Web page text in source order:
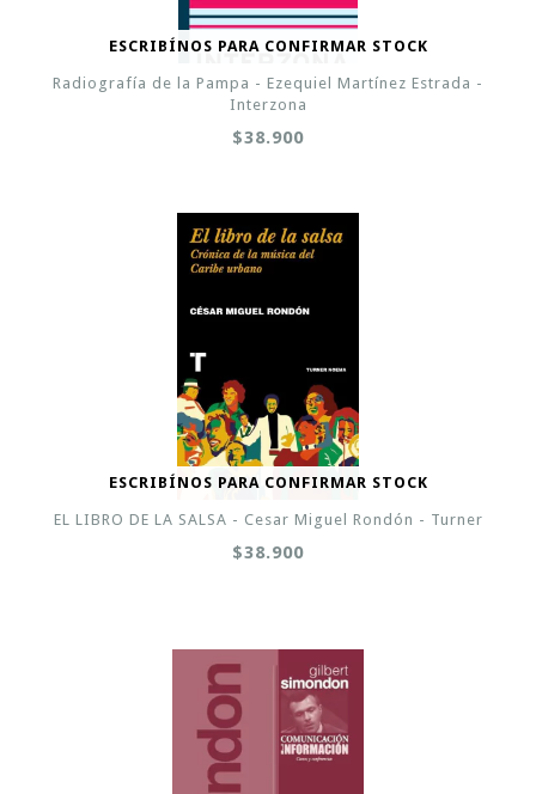
ESCRIBÍNOS PARA CONFIRMAR STOCK
Radiografía de la Pampa - Ezequiel Martínez Estrada -
Interzona
$38.900
ESCRIBÍNOS PARA CONFIRMAR STOCK
EL LIBRO DE LA SALSA - Cesar Miguel Rondón - Turner
$38.900